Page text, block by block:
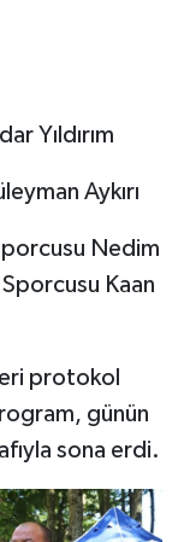
Yıldırım
Aykırı
Nedim
Kaan
protokol
günün
sona erdi.